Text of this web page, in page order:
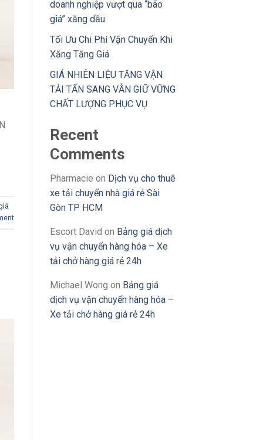
doanh nghiệp vượt qua “bão
giá” xăng dầu
Tối Ưu Chi Phí Vận Chuyển Khi
Xăng Tăng Giá
GIÁ NHIÊN LIỆU TĂNG VẬN
TẢI TẤN SANG VẪN GIỮ VỮNG
CHẤT LƯỢNG PHỤC VỤ
Recent
Comments
Pharmacie on Dịch vụ cho thuê
xe tải chuyển nhà giá rẻ Sài
Gòn TP HCM
Escort David on Bảng giá dịch
vụ vận chuyển hàng hóa – Xe
tải chở hàng giá rẻ 24h
Michael Wong on Bảng giá
dịch vụ vận chuyển hàng hóa –
Xe tải chở hàng giá rẻ 24h